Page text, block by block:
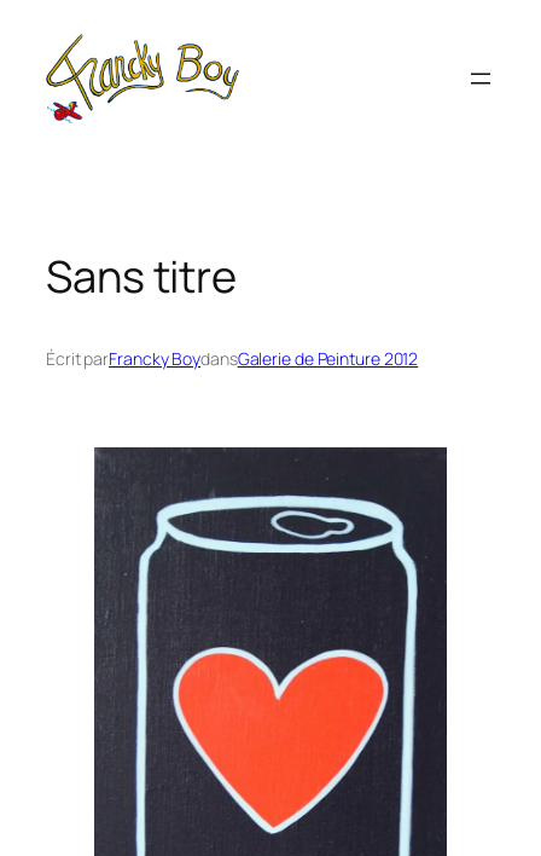
contenu
Sans titre
Écrit parFrancky BoydansGalerie de Peinture 2012